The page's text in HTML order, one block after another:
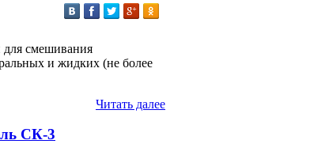
для смешивания
и жидких (не более
Читать далее
СК-3